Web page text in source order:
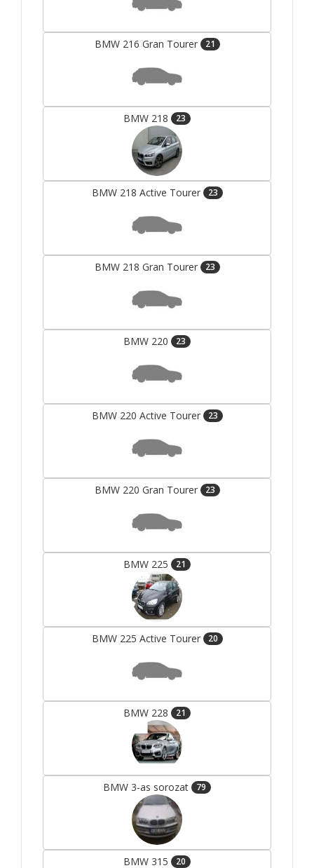
BMW 216 Gran Tourer 21
BMW 218 23
BMW 218 Active Tourer 23
BMW 218 Gran Tourer 23
BMW 220 23
BMW 220 Active Tourer 23
BMW 220 Gran Tourer 23
BMW 225 21
BMW 225 Active Tourer 20
BMW 228 21
BMW 3-as sorozat 79
BMW 315 20